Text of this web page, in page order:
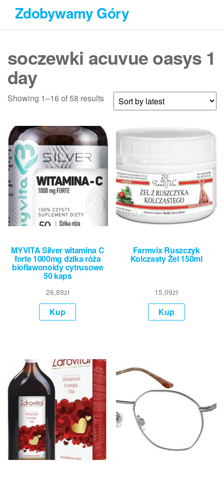
Przejdź
treści
Zdobywamy Góry
soczewki acuvue oasys 1
day
Showing 1–16 of 58 results
MYVITA Silver witamina C
forte 1000mg dzika róża
bioflawonoidy cytrusowe
50 kaps
26,89zł
Kup
Farmvix Ruszczyk
Kolczasty Żel 150ml
15,09zł
Kup